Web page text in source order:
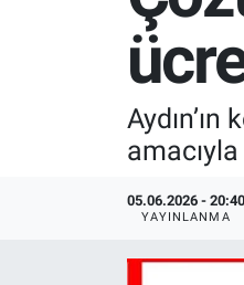
05.06.2026 - 20:40
YAYINLANMA